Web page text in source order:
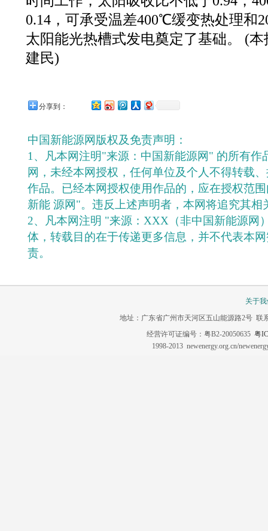
0.14，可承受温差400℃缓变热处理和
太阳能光热槽式发电奠定了基础。 (
建民)
分享到：
中国新能源网版权及免责声明：
1、凡本网注明"来源：中国新能源网" 的所有作
网，未经本网授权，任何单位及个人不得转载
作品。已经本网授权使用作品的，应在授权范
新能 源网"。违反上述声明者，本网将追究其相
2、凡本网注明 "来源：XXX（非中国新能源网
体，转载目的在于传递更多信息，并不代表本
责。
关于
地址：广东省广州市天河区五山能源路2号 联
经营许可证编号：粤B2-20050635 粤
1998-2013 newenergy.org.cn/